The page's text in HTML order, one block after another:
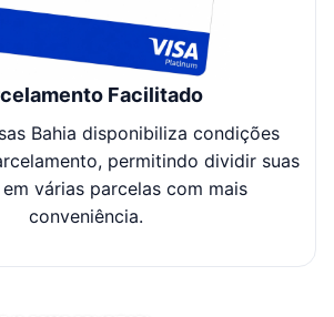
Facilitado
Bahia disponibiliza condições
permitindo dividir suas
várias parcelas com mais
conveniência.